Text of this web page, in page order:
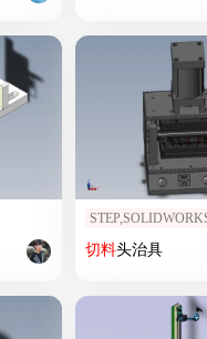
切料头治具